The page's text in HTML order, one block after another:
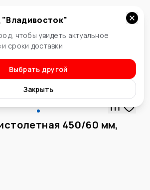
"Владивосток"
чтобы увидеть актуальное
сроки доставки
Выбрать другой
Закрыть
450/60 мм,